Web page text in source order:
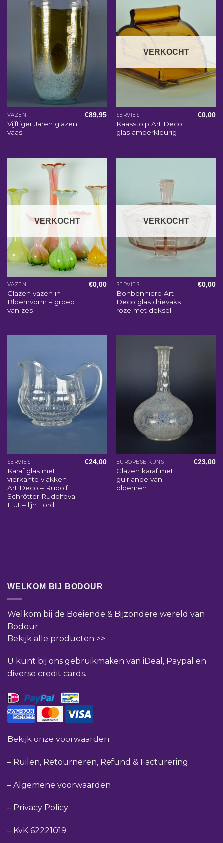
VAZEN
Vijftiger Jaren glazen
vaas
€89,95
VERKOCHT
SERVIES
Kaasstolp Art Deco
glas amberkleurig
€0,00
VERKOCHT
VAZEN
Glazen vazen in
Bloemvorm – groep
van zes
€0,00
VERKOCHT
SERVIES
Bonbonniere Art
Deco glas drievaks
roze met deksel
€0,00
SERVIES
Karaf glas met
vierkante vlakken
Art Deco – Rudolf
Schrötter Rudolfova
Hut – lijn Lord
€24,00 EUROPESE KUNST
Glazen karaf met
guirlande van
bloemen
€23,00
WELKOM BIJ BODOUR
Welkom bij de Boeiende & Bijzondere wereld van
Bodour.
Bekijk alle producten >>
U kunt bij ons gebruikmaken van iDeal, Paypal en
diverse credit cards.
Bekijk onze voorwaarden:
– Ruilen, Retourneren, Refund & Facturering
– Algemene voorwaarden
– Privacy Policy
– KvK 62221019